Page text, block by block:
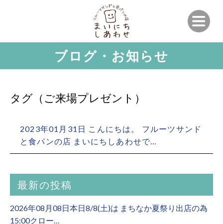
ブログ・お知らせ
タグ（ご来場プレゼント）
2023年01月31日 こんにちは。 フルーツサンド
と食パンの店 まいにちしあわせで…
最新の投稿
2026年08月08日本日8/8(土)は まちなか夏祭り出店の為
15:00クロー…